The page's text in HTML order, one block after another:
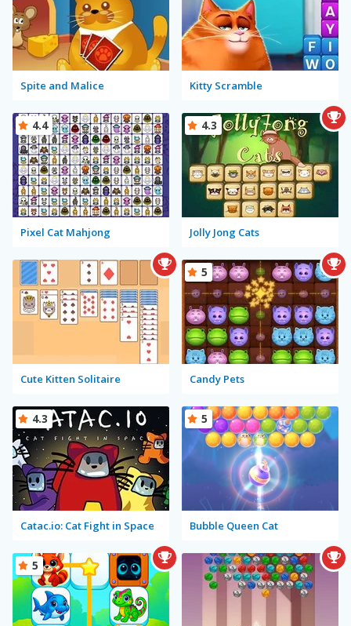
Spite and Malice Kitty Scramble
Pixel Cat Mahjong
4.4
Jolly Jong Cats
4.3
Cute Kitten Solitaire Candy Pets
5
Catac.io: Cat Fight in Space
4.3
Bubble Queen Cat
5
5